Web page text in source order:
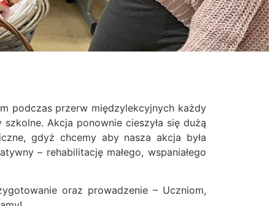
podczas przerw międzylekcyjnych każdy
szkolne.Akcja ponownie cieszyła się dużą
gdyż chcemy aby nasza akcja była
– rehabilitację małego, wspaniałego
oraz prowadzenie – Uczniom,